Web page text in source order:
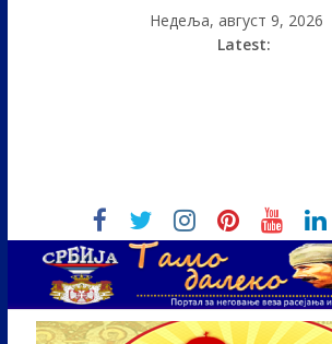
Недеља, август 9, 2026
Latest: